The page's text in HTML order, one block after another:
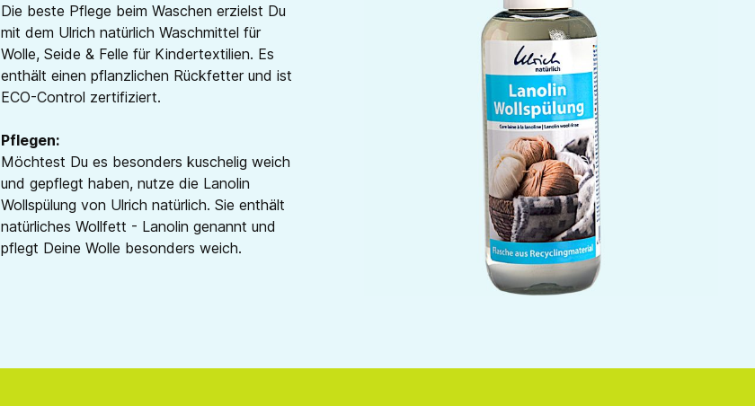
Die beste Pflege beim Waschen erzielst Du
mit dem Ulrich natürlich Waschmittel für
Wolle, Seide & Felle für Kindertextilien. Es
enthält einen pflanzlichen Rückfetter und ist
ECO-Control zertifiziert.
Pflegen:
Möchtest Du es besonders kuschelig weich
und gepflegt haben, nutze die Lanolin
Wollspülung von Ulrich natürlich. Sie enthält
natürliches Wollfett - Lanolin genannt und
pflegt Deine Wolle besonders weich.